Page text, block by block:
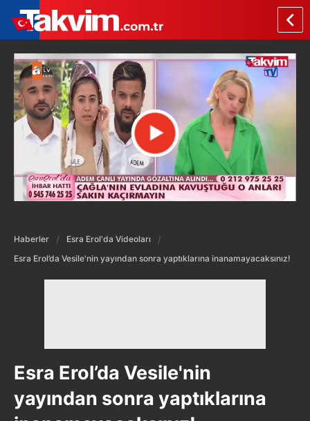
Haberler
Esra Erol'da Videoları
Esra Erol’da Vesile'nin yayından sonra yaptıklarına inanamayacaksınız!
Esra Erol’da Vesile'nin
yayından sonra yaptıklarına